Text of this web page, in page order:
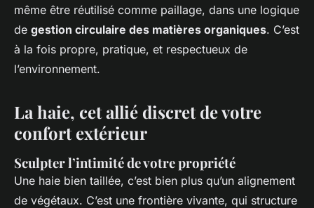
même être réutilisé comme paillage, dans une logique
de gestion circulaire des matières organiques. C’est
à la fois propre, pratique, et respectueux de
l’environnement.
La haie, cet allié discret de votre
confort extérieur
Sculpter l’intimité de votre propriété
Une haie bien taillée, c’est bien plus qu’un alignement
de végétaux. C’est une frontière vivante, qui structure